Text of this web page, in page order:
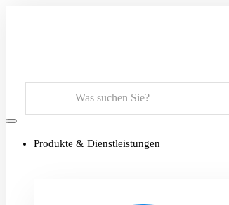
Produkte & Dienstleistungen